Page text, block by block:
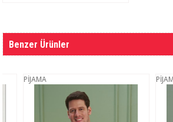
Benzer Ürünler
PİJAMA PİJAMA